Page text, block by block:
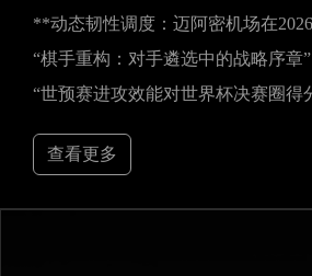
“棋手重构：对手遴选中的战略序章”
查看更多